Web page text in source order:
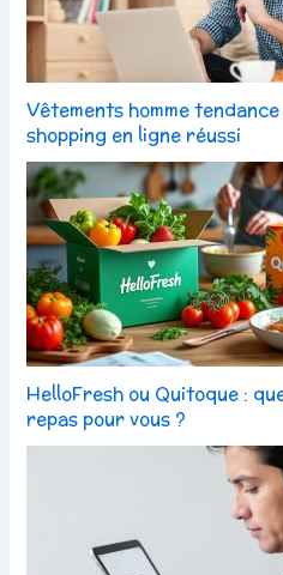
Vêtements homme
shopping en ligne réussi
HelloFresh ou Quitoque :
repas pour vous ?